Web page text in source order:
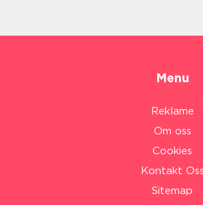
Menu
Reklame
Om oss
Cookies
Kontakt
Sitemap